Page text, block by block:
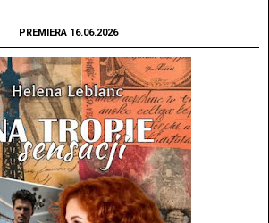
PREMIERA 16.06.2026